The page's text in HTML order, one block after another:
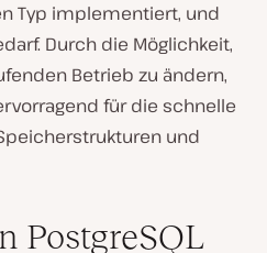
Typ implementiert, und
Durch die Möglichkeit,
Betrieb zu ändern,
für die schnelle
und
PostgreSQL